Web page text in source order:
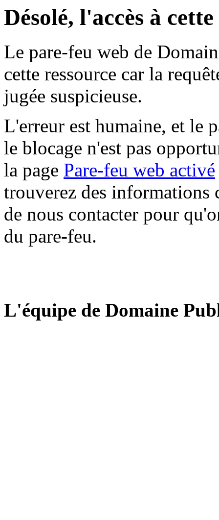
Désolé, l'accès à
Le pare-feu web de
cette ressource car la
jugée suspicieuse.
L'erreur est humaine, et le
le blocage n'est pas
la page Pare-feu web activé
trouverez des informations
de nous contacter pour
du pare-feu.
L'équipe de Domaine